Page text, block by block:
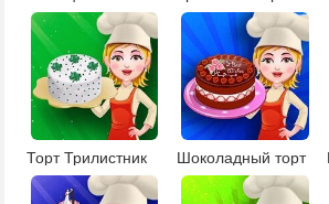
Торт Трилистник Шоколадный торт